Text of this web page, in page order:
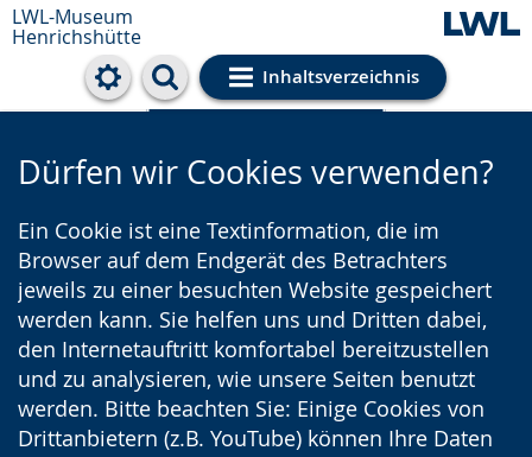
LWL-Museum
Henrichshütte
Inhaltsverzeichnis
Cookie-Einstellungen
Dürfen wir Cookies verwenden?
Ein Cookie ist eine Textinformation, die im
Browser auf dem Endgerät des Betrachters
jeweils zu einer besuchten Website gespeichert
werden kann. Sie helfen uns und Dritten dabei,
den Internetauftritt komfortabel bereitzustellen
und zu analysieren, wie unsere Seiten benutzt
werden. Bitte beachten Sie: Einige Cookies von
Drittanbietern (z.B. YouTube) können Ihre Daten